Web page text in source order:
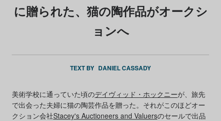
に贈られた、猫の陶作品がオークシ
ョンへ
TEXT BY DANIEL CASSADY
美術学校に通っていた頃のデイヴィッド・ホックニーが、旅先
で出会った夫婦に猫の陶芸作品を贈った。それがこのほどオー
クション会社Stacey's Auctioneers and Valuersのセールで出品